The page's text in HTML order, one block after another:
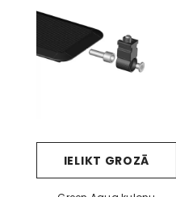
IELIKT GROZĀ